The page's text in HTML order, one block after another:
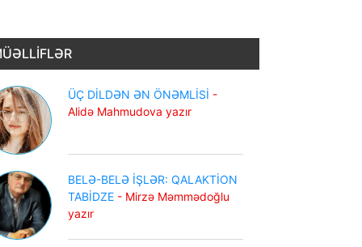
ÜÇ DİLDƏN ƏN ÖNƏMLİSİ -
Alidə Mahmudova yazır
BELƏ-BELƏ İŞLƏR: QALAKTİON
TABİDZE - Mirzə Məmmədoğlu
yazır